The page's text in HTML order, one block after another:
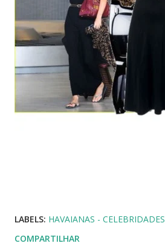
LABELS: HAVAIANAS - CELEBRIDADES
COMPARTILHAR